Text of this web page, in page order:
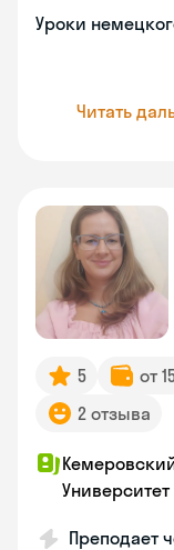
Уроки
Читать
5 от
2 отзыва
Университет
Преподает